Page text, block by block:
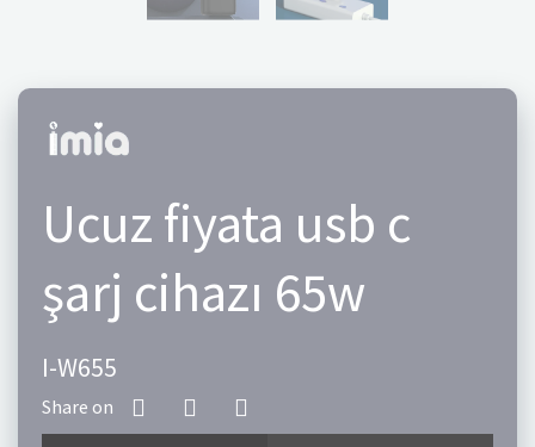
Ucuz fiyata usb c
şarj cihazı 65w
I-W655